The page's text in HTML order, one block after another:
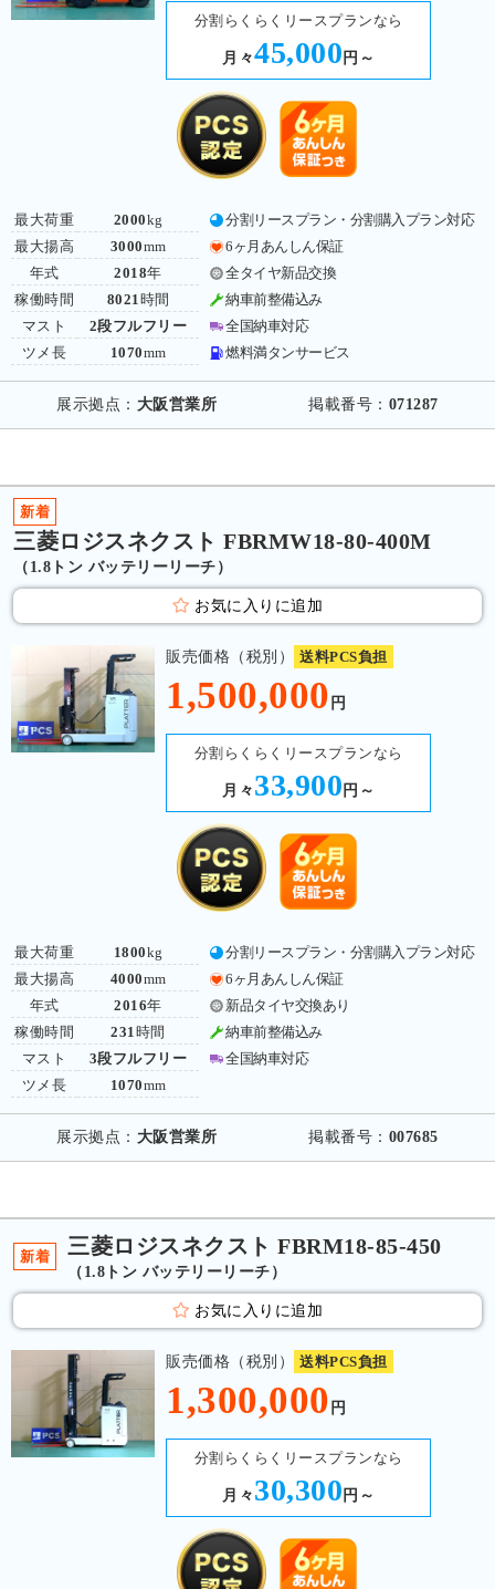
分割らくらくリースプランなら
月々45,000 円～
最大荷重
最大揚高
年式
稼働時間
マスト
ツメ長
2000kg
3000mm
2018年
8021 時間
2段フルフリー
1070mm
分割リースプラン・分割購入プラン対応
6ヶ月あんしん保証
全タイヤ新品交換
納車前整備込み
全国納車対応
燃料満タンサービス
展示拠点： 大阪営業所 掲載番号： 071287
新着
三菱ロジスネクスト FBRMW18-80-400M
（1.8トン バッテリーリーチ）
お気に入りに追加
販売価格（税別） 送料PCS負担
1,500,000 円
分割らくらくリースプランなら
月々 33,900 円～
最大荷重
最大揚高
年式
稼働時間
マスト
ツメ長
1800kg
4000mm
2016年
231 時間
3段フルフリー
1070mm
分割リースプラン・分割購入プラン対応
6ヶ月あんしん保証
新品タイヤ交換あり
納車前整備込み
全国納車対応
展示拠点： 大阪営業所 掲載番号： 007685
新着 三菱ロジスネクスト FBRM18-85-450
（1.8トン バッテリーリーチ）
お気に入りに追加
販売価格（税別） 送料PCS負担
1,300,000 円
分割らくらくリースプランなら
月々 30,300 円～